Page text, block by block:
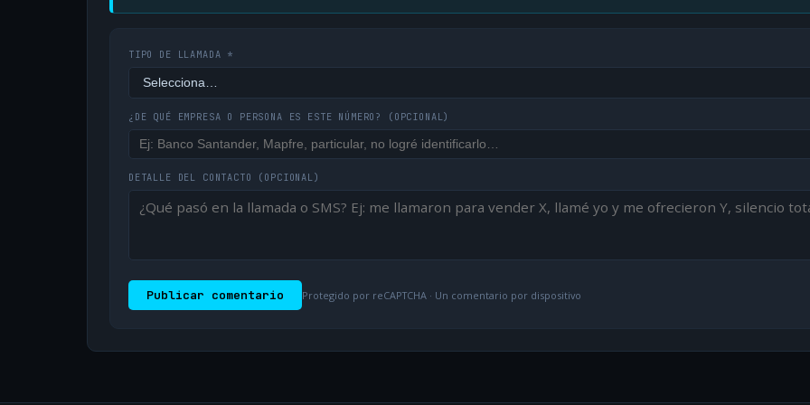
TIPO DE LLAMADA *
¿DE QUÉ EMPRESA O PERSONA ES ESTE NÚMERO? (OPCIONAL)
DETALLE DEL CONTACTO (OPCIONAL)
Publicar comentario Protegido por reCAPTCHA · Un comentario por dispositivo